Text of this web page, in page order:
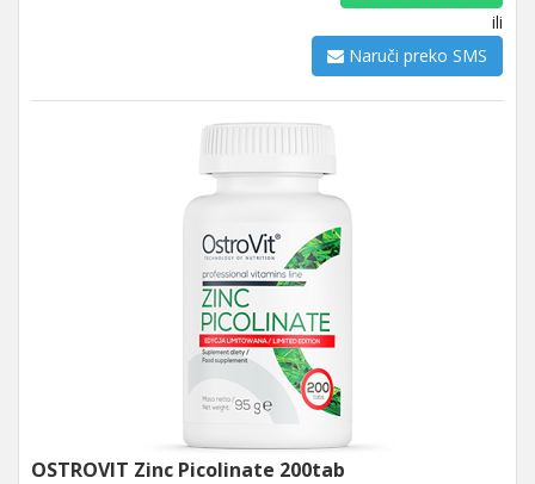
ili
Naruči preko SMS
OSTROVIT Zinc Picolinate 200tab